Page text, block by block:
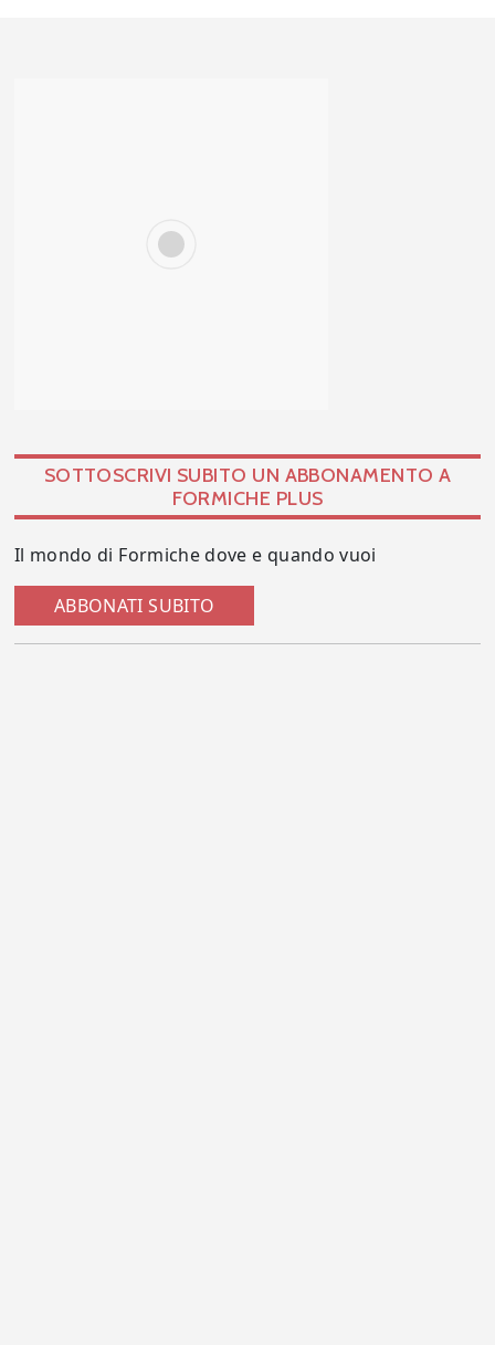
SOTTOSCRIVI SUBITO UN ABBONAMENTO A
FORMICHE PLUS
Il mondo di Formiche dove e quando vuoi
ABBONATI SUBITO